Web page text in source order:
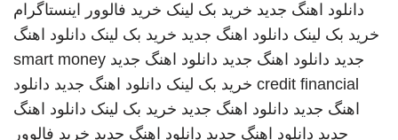
دانلود اهنگ جدید خرید بک لینک خرید فالوور اینستاگرام
خرید بک لینک دانلود اهنگ جدید خرید بک لینک دانلود اهنگ
جدید دانلود اهنگ جدید دانلود اهنگ جدید smart money
credit financial خرید بک لینک دانلود اهنگ جدید دانلود
اهنگ جدید دانلود اهنگ جدید خرید بک لینک دانلود اهنگ
جدید دانلود اهنگ جدید دانلود اهنگ جدید خرید فالوور